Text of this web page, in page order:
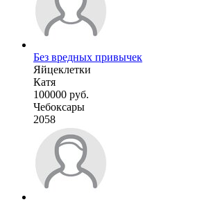
Без вредных привычек
Яйцеклетки
Катя
100000 руб.
Чебоксары
2058